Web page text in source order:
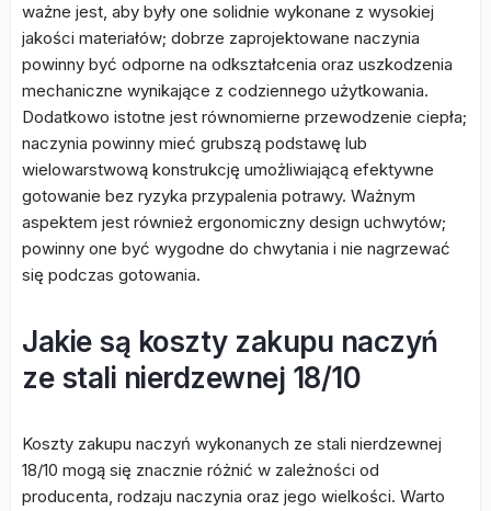
ważne jest, aby były one solidnie wykonane z wysokiej
jakości materiałów; dobrze zaprojektowane naczynia
powinny być odporne na odkształcenia oraz uszkodzenia
mechaniczne wynikające z codziennego użytkowania.
Dodatkowo istotne jest równomierne przewodzenie ciepła;
naczynia powinny mieć grubszą podstawę lub
wielowarstwową konstrukcję umożliwiającą efektywne
gotowanie bez ryzyka przypalenia potrawy. Ważnym
aspektem jest również ergonomiczny design uchwytów;
powinny one być wygodne do chwytania i nie nagrzewać
się podczas gotowania.
Jakie są koszty zakupu naczyń
ze stali nierdzewnej 18/10
Koszty zakupu naczyń wykonanych ze stali nierdzewnej
18/10 mogą się znacznie różnić w zależności od
producenta, rodzaju naczynia oraz jego wielkości. Warto